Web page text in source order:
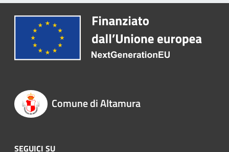
Comune di Altamura
SEGUICI SU